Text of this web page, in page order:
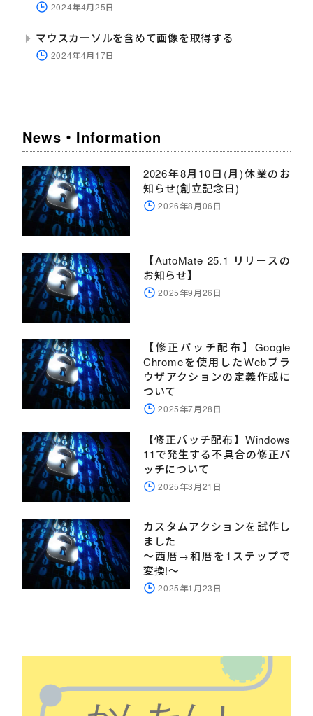
2024年4月25日
マウスカーソルを含めて画像を取得する
2024年4月17日
News・Information
2026年8月10日(月)休業のお
知らせ(創立記念日)
2026年8月06日
【AutoMate 25.1 リリースの
お知らせ】
2025年9月26日
【修正パッチ配布】Google
Chromeを使用したWebブラ
ウザアクションの定義作成に
ついて
2025年7月28日
【修正パッチ配布】Windows
11で発生する不具合の修正パ
ッチについて
2025年3月21日
カスタムアクションを試作し
ました
～西暦→和暦を1ステップで
変換!～
2025年1月23日